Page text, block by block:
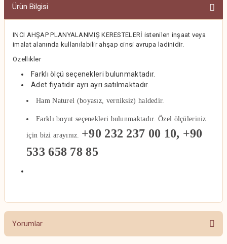
Ürün Bilgisi
INCI AHŞAP PLANYALANMIŞ KERESTELERİ istenilen inşaat veya
imalat alanında kullanılabilir ahşap cinsi avrupa ladinidir.
Özellikler
Farklı ölçü seçenekleri bulunmaktadır.
Adet fiyatıdır ayrı ayrı satılmaktadır.
Ham Naturel (boyasız, verniksiz) haldedir.
Farklı boyut seçenekleri bulunmaktadır. Özel ölçüleriniz
için bizi arayınız. +90 232 237 00 10, +90
533 658 78 85
Yorumlar